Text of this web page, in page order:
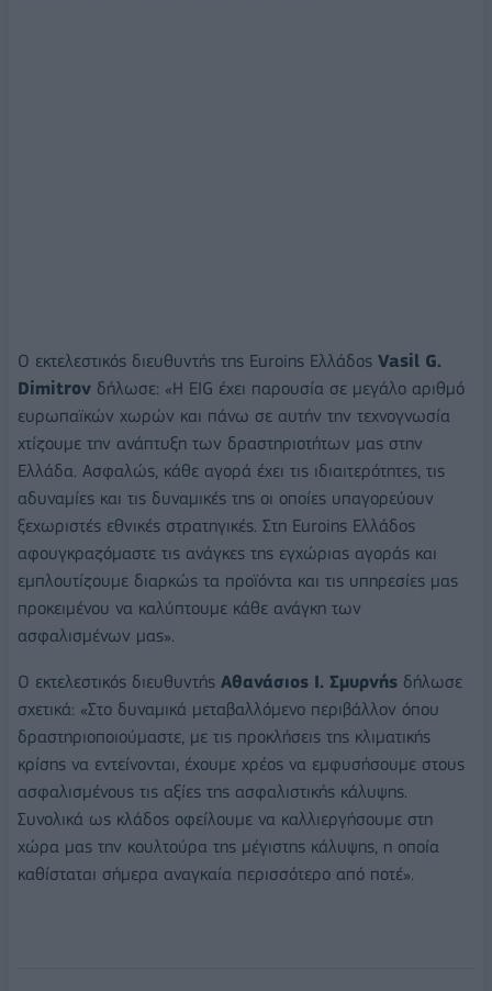
Ο εκτελεστικός διευθυντής της Euroins Ελλάδος Vasil G.
Dimitrov δήλωσε: «Η EIG έχει παρουσία σε μεγάλο αριθμό
ευρωπαϊκών χωρών και πάνω σε αυτήν την τεχνογνωσία
χτίζουμε την ανάπτυξη των δραστηριοτήτων μας στην
Ελλάδα. Ασφαλώς, κάθε αγορά έχει τις ιδιαιτερότητες, τις
αδυναμίες και τις δυναμικές της οι οποίες υπαγορεύουν
ξεχωριστές εθνικές στρατηγικές. Στη Euroins Ελλάδος
αφουγκραζόμαστε τις ανάγκες της εγχώριας αγοράς και
εμπλουτίζουμε διαρκώς τα προϊόντα και τις υπηρεσίες μας
προκειμένου να καλύπτουμε κάθε ανάγκη των
ασφαλισμένων μας».
Ο εκτελεστικός διευθυντής Αθανάσιος Ι. Σμυρνής δήλωσε
σχετικά: «Στο δυναμικά μεταβαλλόμενο περιβάλλον όπου
δραστηριοποιούμαστε, με τις προκλήσεις της κλιματικής
κρίσης να εντείνονται, έχουμε χρέος να εμφυσήσουμε στους
ασφαλισμένους τις αξίες της ασφαλιστικής κάλυψης.
Συνολικά ως κλάδος οφείλουμε να καλλιεργήσουμε στη
χώρα μας την κουλτούρα της μέγιστης κάλυψης, η οποία
καθίσταται σήμερα αναγκαία περισσότερο από ποτέ».